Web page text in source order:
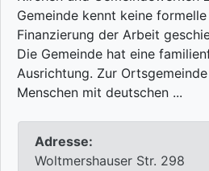
Gemeinde kennt keine
Finanzierung der Arbeit
Die Gemeinde hat eine
Ausrichtung. Zur
Menschen mit deutschen ...
Adresse:
Woltmershauser Str. 298